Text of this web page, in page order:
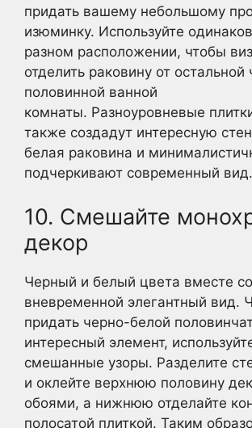
придать вашему небольшому
изюминку. Используйте
разном расположении, чтобы
отделить раковину от остальной
половинной ванной
комнаты. Разноуровневые
также создадут интересную
белая раковина и
подчеркивают современный вид.
10. Смешайте
декор
Черный и белый цвета вместе
вневременной элегантный вид.
придать черно-белой
интересный элемент,
смешанные узоры. Разделите
и оклейте верхнюю половину
обоями, а нижнюю отделайте
полосатой плиткой. Таким